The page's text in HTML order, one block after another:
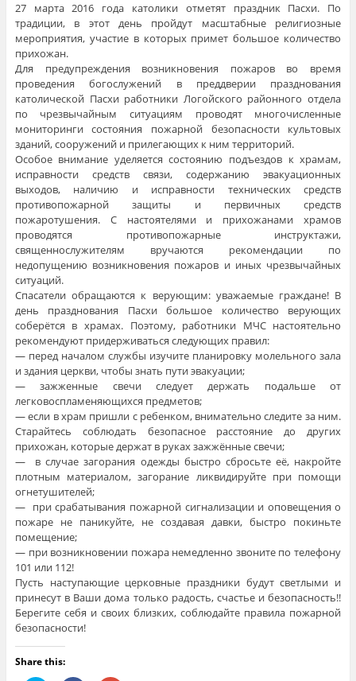
27 марта 2016 года католики отметят праздник Пасхи. По
традиции, в этот день пройдут масштабные религиозные
мероприятия, участие в которых примет большое количество
прихожан.
Для предупреждения возникновения пожаров во время
проведения богослужений в преддверии празднования
католической Пасхи работники Логойского районного отдела
по чрезвычайным ситуациям проводят многочисленные
мониторинги состояния пожарной безопасности культовых
зданий, сооружений и прилегающих к ним территорий.
Особое внимание уделяется состоянию подъездов к храмам,
исправности средств связи, содержанию эвакуационных
выходов, наличию и исправности технических средств
противопожарной защиты и первичных средств
пожаротушения. С настоятелями и прихожанами храмов
проводятся противопожарные инструктажи,
священнослужителям вручаются рекомендации по
недопущению возникновения пожаров и иных чрезвычайных
ситуаций.
Спасатели обращаются к верующим: уважаемые граждане! В
день празднования Пасхи большое количество верующих
соберётся в храмах. Поэтому, работники МЧС настоятельно
рекомендуют придерживаться следующих правил:
— перед началом службы изучите планировку молельного зала
и здания церкви, чтобы знать пути эвакуации;
— зажженные свечи следует держать подальше от
легковоспламеняющихся предметов;
— если в храм пришли с ребенком, внимательно следите за ним.
Старайтесь соблюдать безопасное расстояние до других
прихожан, которые держат в руках зажжённые свечи;
— в случае загорания одежды быстро сбросьте её, накройте
плотным материалом, загорание ликвидируйте при помощи
огнетушителей;
— при срабатывания пожарной сигнализации и оповещения о
пожаре не паникуйте, не создавая давки, быстро покиньте
помещение;
— при возникновении пожара немедленно звоните по телефону
101 или 112!
Пусть наступающие церковные праздники будут светлыми и
принесут в Ваши дома только радость, счастье и безопасность!!
Берегите себя и своих близких, соблюдайте правила пожарной
безопасности!
Share this: